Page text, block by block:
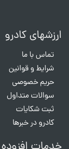
ارزشهای کادرو
تماس با ما
شرایط و قوانین
حریم خصوصی
سوالات متداول
ثبت شکایات
کادرو در خبرها